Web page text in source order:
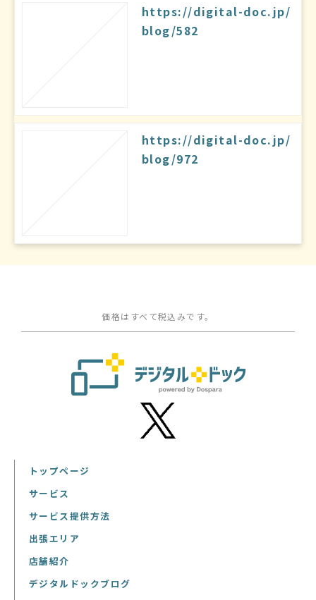
https://digital-doc.jp/
blog/582
https://digital-doc.jp/
blog/972
価格はすべて税込みです。
トップページ
サービス
サービス提供方法
出張エリア
店舗紹介
デジタルドックブログ